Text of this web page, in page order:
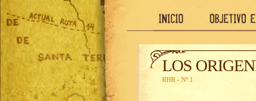
LOS
RHR - Nº 1